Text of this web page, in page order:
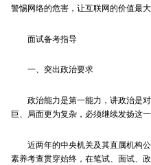
警惕网络的危害，让互联网的价值最
面试备考指导
一、突出政治要求
政治能力是第一能力，讲政治是对
巨、局面更为复杂，必须继续发扬这一
近两年的中央机关及其直属机构公
素养考查贯穿始终，在笔试、面试、